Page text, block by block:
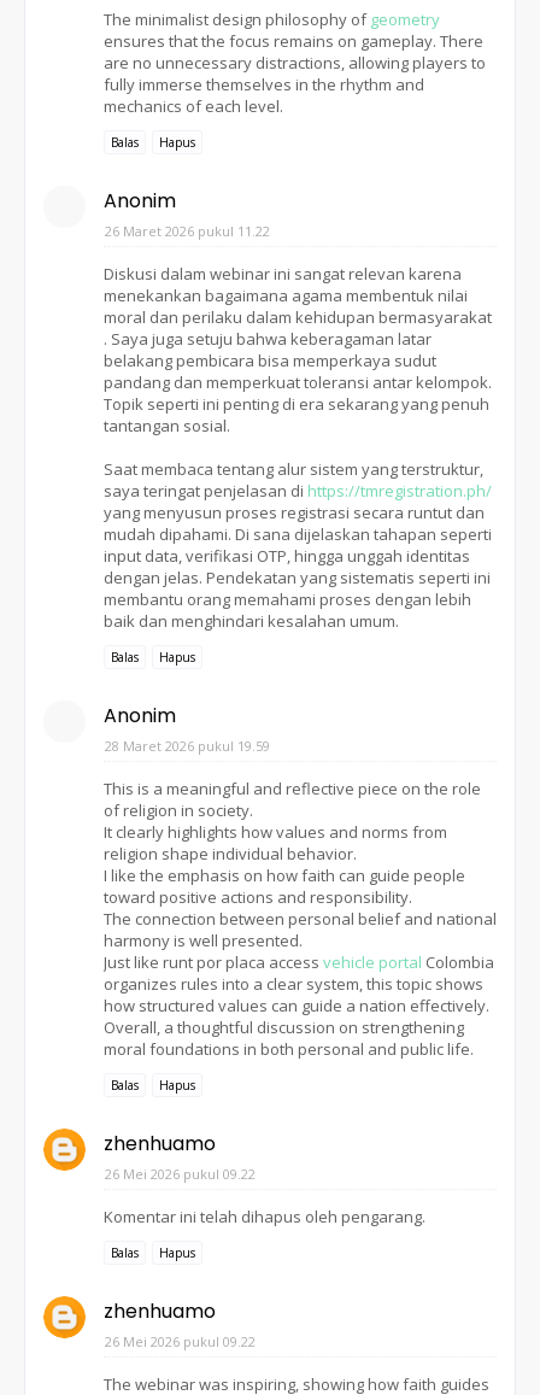
The minimalist design philosophy of geometry
ensures that the focus remains on gameplay. There
are no unnecessary distractions, allowing players to
fully immerse themselves in the rhythm and
mechanics of each level.
Balas Hapus
Anonim
26 Maret 2026 pukul 11.22
Diskusi dalam webinar ini sangat relevan karena
menekankan bagaimana agama membentuk nilai
moral dan perilaku dalam kehidupan bermasyarakat
. Saya juga setuju bahwa keberagaman latar
belakang pembicara bisa memperkaya sudut
pandang dan memperkuat toleransi antar kelompok.
Topik seperti ini penting di era sekarang yang penuh
tantangan sosial.
Saat membaca tentang alur sistem yang terstruktur,
saya teringat penjelasan di https://tmregistration.ph/
yang menyusun proses registrasi secara runtut dan
mudah dipahami. Di sana dijelaskan tahapan seperti
input data, verifikasi OTP, hingga unggah identitas
dengan jelas. Pendekatan yang sistematis seperti ini
membantu orang memahami proses dengan lebih
baik dan menghindari kesalahan umum.
Balas Hapus
Anonim
28 Maret 2026 pukul 19.59
This is a meaningful and reflective piece on the role
of religion in society.
It clearly highlights how values and norms from
religion shape individual behavior.
I like the emphasis on how faith can guide people
toward positive actions and responsibility.
The connection between personal belief and national
harmony is well presented.
Just like runt por placa access vehicle portal Colombia
organizes rules into a clear system, this topic shows
how structured values can guide a nation effectively.
Overall, a thoughtful discussion on strengthening
moral foundations in both personal and public life.
Balas Hapus
zhenhuamo
26 Mei 2026 pukul 09.22
Komentar ini telah dihapus oleh pengarang.
Balas Hapus
zhenhuamo
26 Mei 2026 pukul 09.22
The webinar was inspiring, showing how faith guides